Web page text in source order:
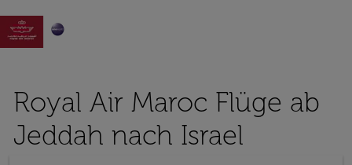

Royal Air Maroc Flüge ab
Jeddah nach Israel